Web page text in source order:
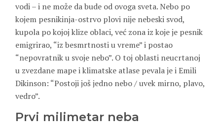
vodi – i ne može da bude od ovoga sveta. Nebo po
kojem pesnikinja-ostrvo plovi nije nebeski svod,
kupola po kojoj klize oblaci, već zona iz koje je pesnik
emigrirao, “iz besmrtnosti u vreme” i postao
“nepovratnik u svoje nebo”. O toj oblasti neucrtanoj
u zvezdane mape i klimatske atlase pevala je i Emili
Dikinson: “Postoji još jedno nebo / uvek mirno, plavo,
vedro”.
Prvi milimetar neba